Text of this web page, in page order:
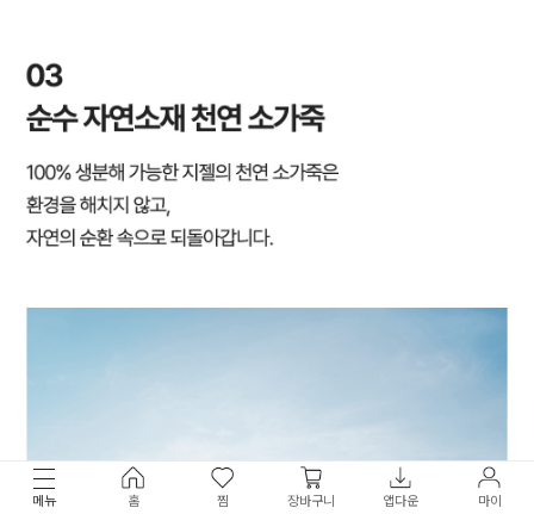
메뉴 홈 찜 장바구니 앱다운 마이